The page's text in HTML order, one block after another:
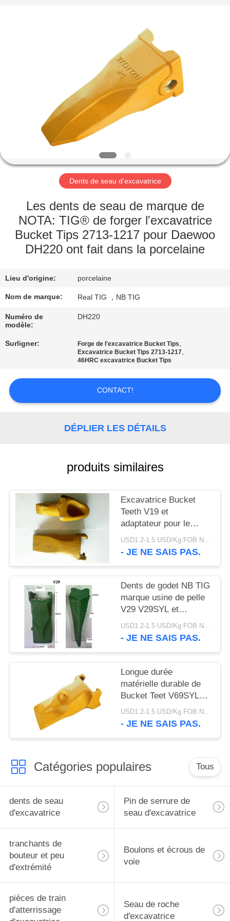
PRODUITS
SUJET
DE
VISITE
D'USINE
DE
QUALITÉ
NOUS
DEMANDEZ
UNE
PRIVACY
POLICY
Dents de seau d'excavatrice
Les dents de seau de marque de
NOTA: TIG® de forger l'excavatrice
Bucket Tips 2713-1217 pour Daewoo
DH220 ont fait dans la porcelaine
Lieu d'origine: porcelaine
Nom de marque: Real TIG ，NB TIG
Numéro de
modèle:
DH220
Surligner: Forge de l'excavatrice Bucket Tips,
Excavatrice Bucket Tips 2713-1217,
46HRC excavatrice Bucket Tips
CONTACT!
DÉPLIER LES DÉTAILS
produits similaires
Excavatrice Bucket
Teeth V19 et
adaptateur pour le
travail de forage d'huile
et de mer
USD1.2-1.5 USD/Kg FOB Ningbo MOQ:2 tonnes
- JE NE SAIS PAS.
Dents de godet NB TIG
marque usine de pelle
V29 V29SYL et
adaptateur, dents de
roche pour pelle
USD1.2-1.5 USD/Kg FOB Ningbo MOQ:2 tonnes
- JE NE SAIS PAS.
Longue durée
matérielle durable de
Bucket Teet V69SYL
d'excavatrice de l'usine
V69 de marque de
USD1.2-1.5 USD/Kg FOB Ningbo MOQ:2 tonnes
- JE NE SAIS PAS.
Catégories populaires Tous
dents de seau
d'excavatrice
Pin de serrure de
seau d'excavatrice
tranchants de
bouteur et peu
d'extrémité
Boulons et écrous de
voie
pièces de train
d'atterrissage
Seau de roche
d'excavatrice